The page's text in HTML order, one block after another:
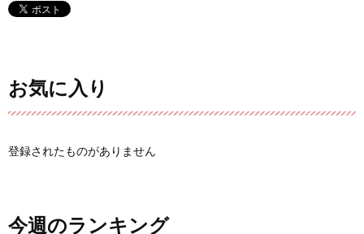
お気に入り
登録されたものがありません
今週のランキング